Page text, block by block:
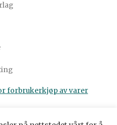
forbrukerkjøp av varer